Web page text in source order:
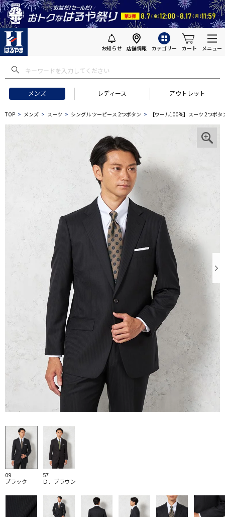
お知らせ 店舗情報 カテゴリー カート メニュー
メンズ レディース アウトレット
TOP メンズ スーツ シングル ツーピース 2つボタン 【ウール100%】スーツ 2つボ
09
ブラック
57
Ｄ．ブラウン